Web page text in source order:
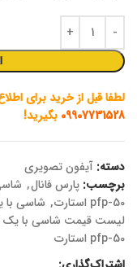
لطفا قبل از خرید برای
09907731528 بگیرید!
دسته: آیفون تصویری
برچسب: پارس فانال,
pfp-50 استارت
, شاسی با
لیست قیمت شاسی با یک
pfp-50 استارت